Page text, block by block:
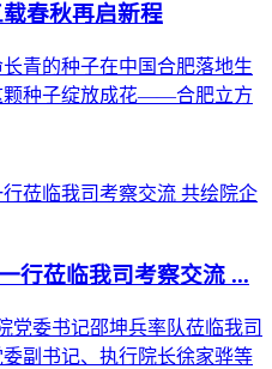
春秋再启新程
青的种子在中国合肥落地生
颗种子绽放成花——合肥立方
行莅临我司考察交流 ...
党委书记邵坤兵率队莅临我司
副书记、执行院长徐家骅等